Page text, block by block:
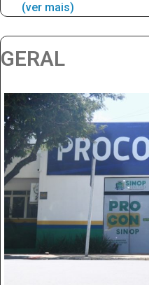
(ver mais)
GERAL